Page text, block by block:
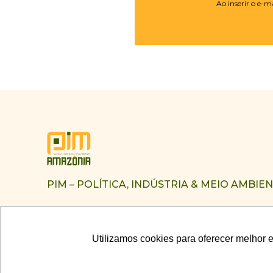
Utilizamos cookies para oferecer melhor
Utilizamos cookies para oferecer melhor
Ao inserir o e-
PIM – POLÍTICA, INDÚSTRIA & MEIO